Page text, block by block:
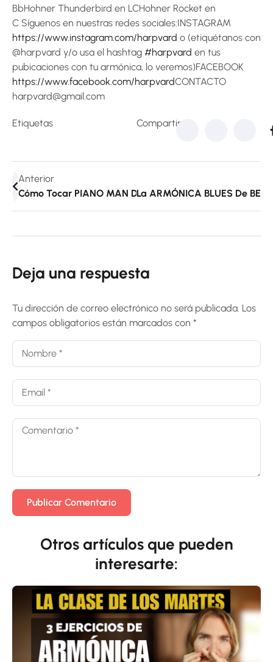
BbHohner Thunderbird en LCHohner Rocket en
C Síguenos en nuestras redes sociales:INSTAGRAM
https://www.instagram.com/harpvard o (etiquétanos con
@harpvard y/o usa el hashtag #harpvard en tus
pubicaciones con tu armónica, lo veremos)FACEBOOK
https://www.facebook.com/harpvardCONTACTO
harpvard@gmail.com
Etiquetas Compartir:
Anterior
Cómo Tocar PIANO MAN De Billy Joel ? Armónica En C |
La ARMÓNICA BLUES De
Deja una respuesta
Tu dirección de correo electrónico no será publicada. Los
campos obligatorios están marcados con *
Otros artículos que pueden
interesarte: